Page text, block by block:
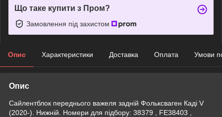
Що таке купити з Пром?
Замовлення під захистом
Опис Характеристики Доставка Оплата Умови
Опис
Сайлентблок переднього важеля задній Фольксваген Каді V
(2020-). Нижній. Номери для підбору: 38379 , FE38403 ,